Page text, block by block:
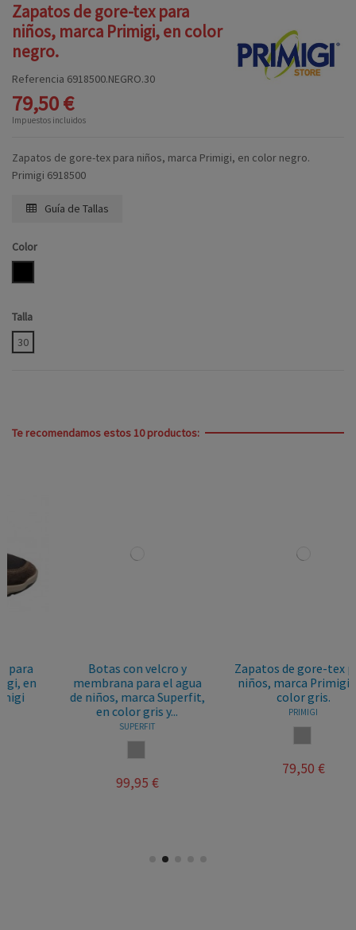
Zapatos de gore-tex para
niños, marca Primigi, en color
negro.
Referencia 6918500.NEGRO.30
79,50 €
Impuestos incluidos
Zapatos de gore-tex para niños, marca Primigi, en color negro.
Primigi 6918500
Guía de Tallas
Color
Talla
30
Te recomendamos estos 10 productos:
Botas con velcro y
membrana para el agua
de niños, marca Superfit,
en color gris y...
99,95 €
Zapatos de gore-tex para
niños, marca Primigi, en
color gris.